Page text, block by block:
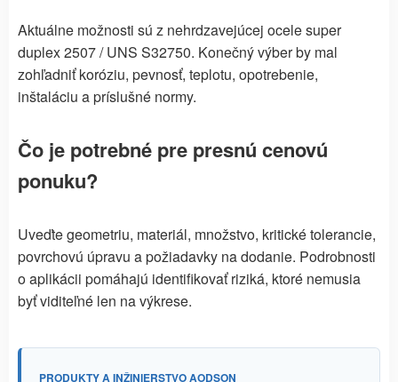
Aktuálne možnosti sú z nehrdzavejúcej ocele super
duplex 2507 / UNS S32750. Konečný výber by mal
zohľadniť koróziu, pevnosť, teplotu, opotrebenie,
inštaláciu a príslušné normy.
Čo je potrebné pre presnú cenovú
ponuku?
Uveďte geometriu, materiál, množstvo, kritické tolerancie,
povrchovú úpravu a požiadavky na dodanie. Podrobnosti
o aplikácii pomáhajú identifikovať riziká, ktoré nemusia
byť viditeľné len na výkrese.
PRODUKTY A INŽINIERSTVO AODSON